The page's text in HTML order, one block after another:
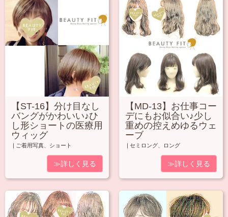
【ST-16】分け目なし
バングがかわいい♪ひ
し形ショートの医療用
ウィッグ
| ご着用写真 ショート
≫詳しく見る
【MD-13】お仕事コー
デにもお似合い♪少し
重めの控えめゆるウェ
ーブ
| セミロング ロング
≫詳しく見る